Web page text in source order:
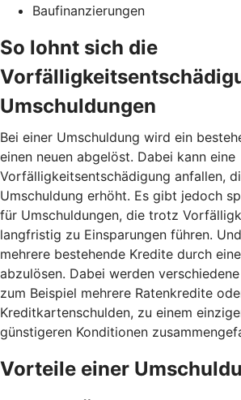
Baufinanzierungen
So lohnt sich die
Umschuldungen
Bei einer Umschuldung wird ein
einen neuen abgelöst. Dabei kann eine
Vorfälligkeitsentschädigung anfallen,
Umschuldung erhöht. Es gibt jedoch
für Umschuldungen, die trotz
langfristig zu Einsparungen führen.
mehrere bestehende Kredite durch
abzulösen. Dabei werden
zum Beispiel mehrere Ratenkredite
Kreditkartenschulden, zu einem
günstigeren Konditionen
Vorteile einer